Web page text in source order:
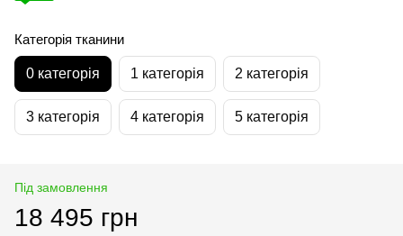
Категорія тканини
0 категорія 1 категорія 2 категорія
3 категорія 4 категорія 5 категорія
Під замовлення
18 495 грн